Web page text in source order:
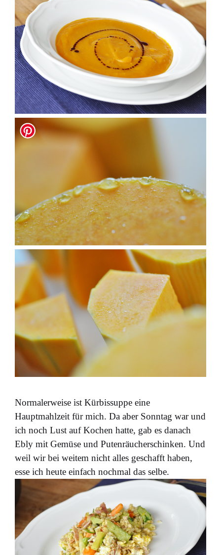
Normalerweise ist Kürbissuppe eine
Hauptmahlzeit für mich. Da aber Sonntag war und
ich noch Lust auf Kochen hatte, gab es danach
Ebly mit Gemüse und Putenräucherschinken. Und
weil wir bei weitem nicht alles geschafft haben,
esse ich heute einfach nochmal das selbe.